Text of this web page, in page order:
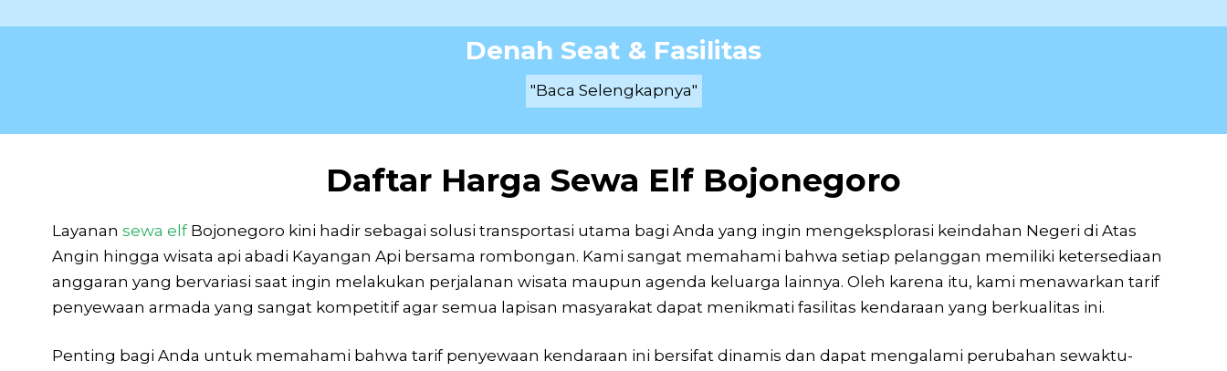
Denah Seat & Fasilitas
"Baca Selengkapnya"
Daftar Harga Sewa Elf Bojonegoro
Layanan sewa elfBojonegoro kini hadir sebagai solusi transportasi utama bagi Anda yang ingin mengeksplorasi keindahan Negeri di Atas
Angin hingga wisata api abadi Kayangan Api bersama rombongan. Kami sangat memahami bahwa setiap pelanggan memiliki ketersediaan
anggaran yang bervariasi saat ingin melakukan perjalanan wisata maupun agenda keluarga lainnya. Oleh karena itu, kami menawarkan tarif
penyewaan armada yang sangat kompetitif agar semua lapisan masyarakat dapat menikmati fasilitas kendaraan yang berkualitas ini.
Penting bagi Anda untuk memahami bahwa tarif penyewaan kendaraan ini bersifat dinamis dan dapat mengalami perubahan sewaktu-